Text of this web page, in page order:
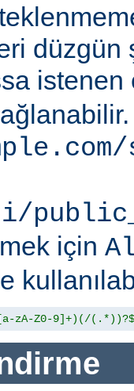
düzgün
için
zA-Z0-9]+)(/